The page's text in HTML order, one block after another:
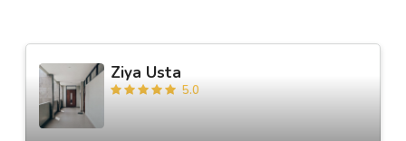
Ziya Usta
5.0